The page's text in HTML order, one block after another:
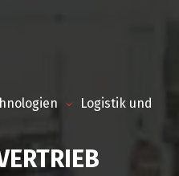
Logistik und